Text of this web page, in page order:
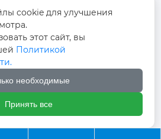
парк, город Наньцзяо,
город Цзыбо, провинция
cookie для улучшения
этот сайт, вы
Политикой
необходимые
Принять все